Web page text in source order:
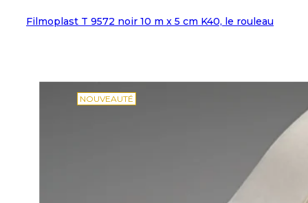
Filmoplast T 9572 noir 10 m x 5 cm K40, le rouleau
NOUVEAUTÉ